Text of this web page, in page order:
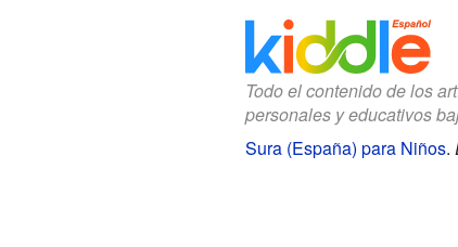
Todo el contenido de los
personales y educativos
Sura (España) para Niños.